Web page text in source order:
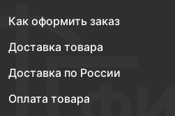
Как оформить заказ
Доставка товара
Доставка по России
Оплата товара